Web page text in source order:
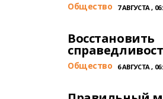
Общество 7 АВГУСТА ,
Восстановить
Общество 6 АВГУСТА ,